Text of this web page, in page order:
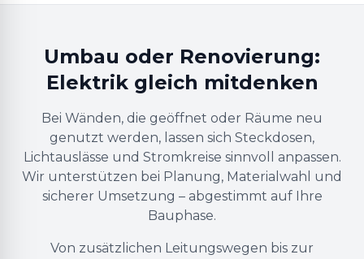
Umbau oder Renovierung:
Elektrik gleich mitdenken
Bei Wänden, die geöffnet oder Räume neu
genutzt werden, lassen sich Steckdosen,
Lichtauslässe und Stromkreise sinnvoll anpassen.
Wir unterstützen bei Planung, Materialwahl und
sicherer Umsetzung – abgestimmt auf Ihre
Bauphase.
Von zusätzlichen Leitungswegen bis zur